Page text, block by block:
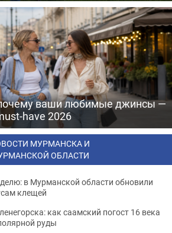
ваши любимые джинсы —
have 2026
МУРМАНСКА И
ОБЛАСТИ
в Мурманской области обновили
клещей
как саамский погост 16 века
руды